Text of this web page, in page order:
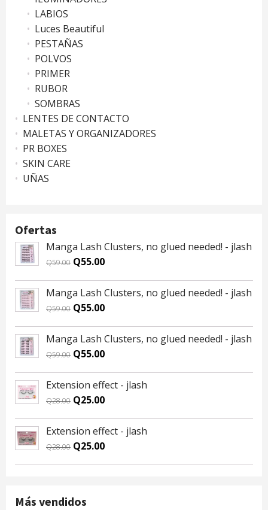
LABIOS
Luces Beautiful
PESTAÑAS
POLVOS
PRIMER
RUBOR
SOMBRAS
LENTES DE CONTACTO
MALETAS Y ORGANIZADORES
PR BOXES
SKIN CARE
UÑAS
Ofertas
Manga Lash Clusters, no glued needed! - jlash
Q59.00 Original
was:
Q59.00.
Q55.00Current
is:
Q55.00.
Manga Lash Clusters, no glued needed! - jlash
Q59.00 Original
was:
Q59.00.
Q55.00Current
is:
Q55.00.
Manga Lash Clusters, no glued needed! - jlash
Q59.00 Original
was:
Q59.00.
Q55.00Current
is:
Q55.00.
Extension effect - jlash
Q28.00 Original
was:
Q28.00.
Q25.00Current
is:
Q25.00.
Extension effect - jlash
Q28.00 Original
Q25.00Current
Más vendidos